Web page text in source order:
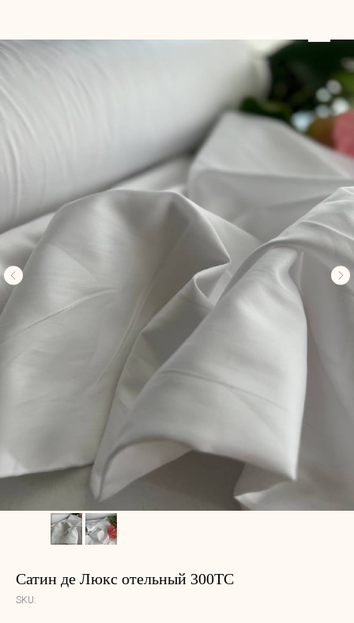
Cатин де Люкс отельный 300ТС
SKU: